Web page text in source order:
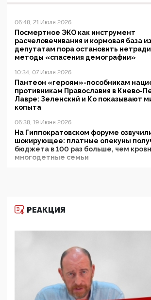
06:48, 21 Июля 2026
Посмертное ЭКО как инструмент
расчеловечивания и кормовая база
депутатам пора остановить
методы «спасения демографии»
10:34, 07 Июля 2026
Пантеон «героям»-пособникам
противникам Православия в Киево-
Лавре: Зеленский и Ко показывают
копыта
06:38, 19 Июня 2026
На Гиппократовском форуме
шокирующее: платные опекуны
бюджета в 100 раз больше, чем
многодетные семьи
11:53, 09 Июня 2026
деятельность ИИТО ЮНЕСКО в
цифроглобалисты продолжают
повестку в образовании
09:43, 01 Июня 2026
5G за счет здоровья граждан:
отобрать у регионов и
защищать жилые дома и
РЕАКЦИЯ